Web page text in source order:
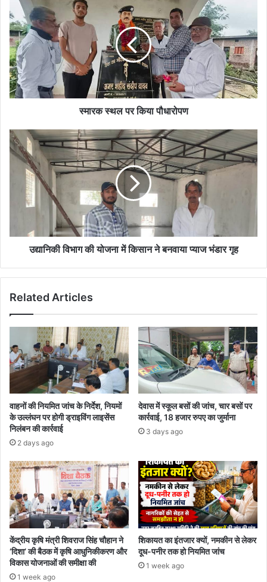
स्थल
पर
किया
पौधारोपण
स्मारक स्थल पर किया पौधारोपण
उद्यानिकी
विभाग
की
योजना
किसान
प्याज
उद्यानिकी विभाग की योजना में किसान ने बनवाया प्याज भंडार गृह
Related Articles
वाहनों की नियमित जांच के निर्देश, नियमों
के उल्लंघन पर होगी ड्राइविंग लाइसेंस
निलंबन की कार्रवाई
2 days ago
देवास में स्कूल बसों की जांच, चार बसों पर
कार्रवाई, 18 हजार रुपए का जुर्माना
3 days ago
केंद्रीय कृषि मंत्री शिवराज सिंह चौहान ने
‘दिशा’ की बैठक में कृषि आधुनिकीकरण और
विकास योजनाओं की समीक्षा की
1 week ago
शिकायत का इंतजार क्यों, नमकीन से लेकर
दूध-पनीर तक हो नियमित जांच
1 week ago